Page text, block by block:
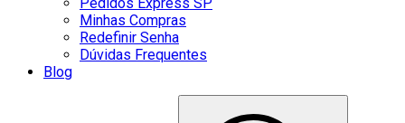
Minhas Compras
Redefinir Senha
Dúvidas Frequentes
Blog